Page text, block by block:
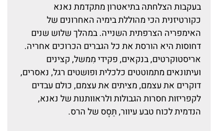
בעקבות הצלחתה בתיאטרון מתקדמת נאנא
כקורטיזנית הכי מהוללת בימיה האחרונים של
האימפריה הצרפתית השנייה. במהלך שלוש שנים
דחוסות היא הורסת את כל הגברים הכרוכים אחריה.
אריסטוקרטים, בנקאים, פקידי מִמשל, קצינים
ועיתונאים מתמוטטים כלכלית ופושטים רגל, נאסרים,
דוקרים את עצמם, מציתים את עצמם, כולם עבדים
לקפריזות חסרות הגבולות ולראוותנות של נאנא,
הנדמית לכוח טבע עיוור, תַּסָס של הרס.